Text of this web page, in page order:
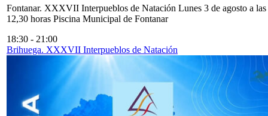
Fontanar. XXXVII Interpueblos de Natación Lunes 3 de agosto a las
12,30 horas Piscina Municipal de Fontanar
18:30 - 21:00
Brihuega. XXXVII Interpueblos de Natación